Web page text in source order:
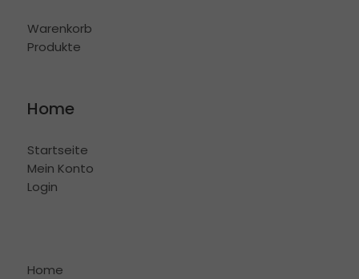
Warenkorb
Produkte
Home
Startseite
Mein Konto
Login
Home